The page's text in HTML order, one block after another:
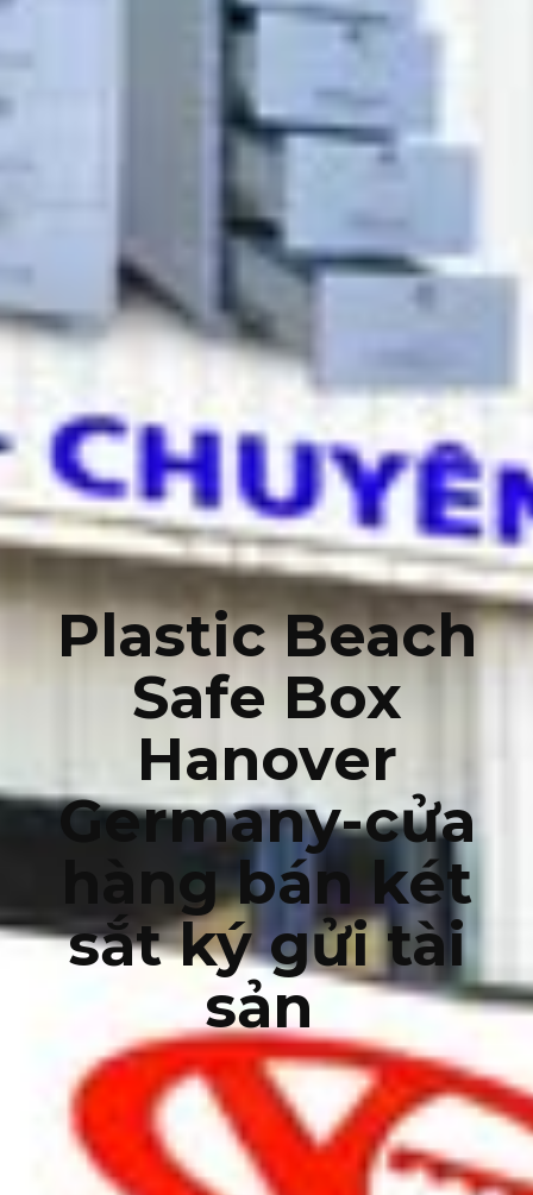
Plastic Beach
Safe Box
Hanover
Germany-cửa
hàng bán két
sắt ký gửi tài
sản